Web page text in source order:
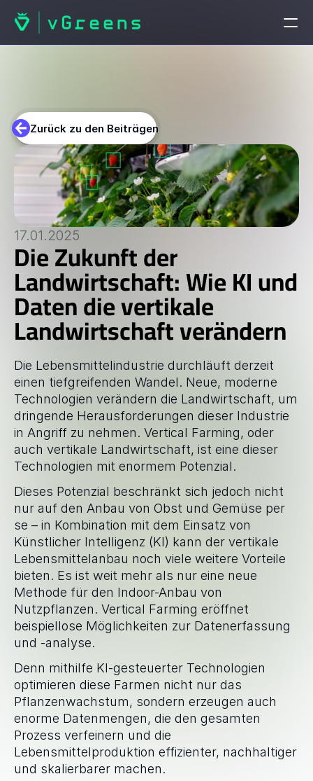
PRODUKTE
vGreens Lab
vGreens Build
Lösungen
GESCHICHTEN
Blog
ÜBER
Mission
Team
Karriere
FAQ
Zurück zu den Beiträgen
17.01.2025
Die Zukunft der
Landwirtschaft: Wie KI und
Daten die vertikale
Landwirtschaft verändern
Die Lebensmittelindustrie durchläuft derzeit
einen tiefgreifenden Wandel. Neue, moderne
Technologien verändern die Landwirtschaft, um
dringende Herausforderungen dieser Industrie
in Angriff zu nehmen. Vertical Farming, oder
auch vertikale Landwirtschaft, ist eine dieser
Technologien mit enormem Potenzial.
Dieses Potenzial beschränkt sich jedoch nicht
nur auf den Anbau von Obst und Gemüse per
se – in Kombination mit dem Einsatz von
Künstlicher Intelligenz (KI) kann der vertikale
Lebensmittelanbau noch viele weitere Vorteile
bieten. Es ist weit mehr als nur eine neue
Methode für den Indoor-Anbau von
Nutzpflanzen. Vertical Farming eröffnet
beispiellose Möglichkeiten zur Datenerfassung
und -analyse.
Denn mithilfe KI-gesteuerter Technologien
optimieren diese Farmen nicht nur das
Pflanzenwachstum, sondern erzeugen auch
enorme Datenmengen, die den gesamten
Prozess verfeinern und die
Lebensmittelproduktion effizienter, nachhaltiger
und skalierbarer machen.